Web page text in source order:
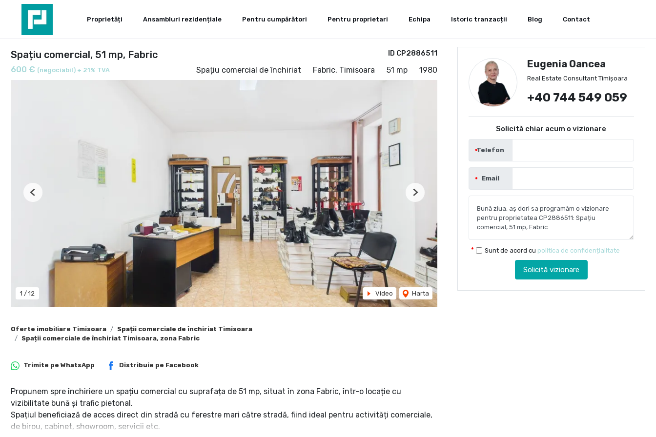
Proprietăți Ansambluri rezidențiale Pentru cumpărători Pentru proprietari Echipa Istoric tranzacții Blog Contact
ID CP2886511
Spațiu comercial, 51 mp, Fabric
600 € (negociabil) + 21% TVA Spațiu comercial de închiriat Fabric, Timisoara 51 mp 1980
1 / 12 Video Harta
Previous Next
Oferte imobiliare Timisoara
Spații comerciale de închiriat Timisoara
Spații comerciale de închiriat Timisoara, zona Fabric
Trimite pe WhatsApp Distribuie pe Facebook
Propunem spre închiriere un spațiu comercial cu suprafața de 51 mp, situat în zona Fabric, într-o locație cu
vizibilitate bună și trafic pietonal.
Spațiul beneficiază de acces direct din stradă cu ferestre mari către stradă, fiind ideal pentru activități comerciale,
de birou, cabinet, showroom, servicii etc.
Eugenia Oancea
Real Estate Consultant Timișoara
+40 744 549 059
Solicită chiar acum o vizionare
Telefon
Email
Sunt de acord cu politica de confidențialitate
Solicită vizionare